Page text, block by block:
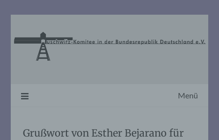
Menü
Grußwort von Esther Bejarano für